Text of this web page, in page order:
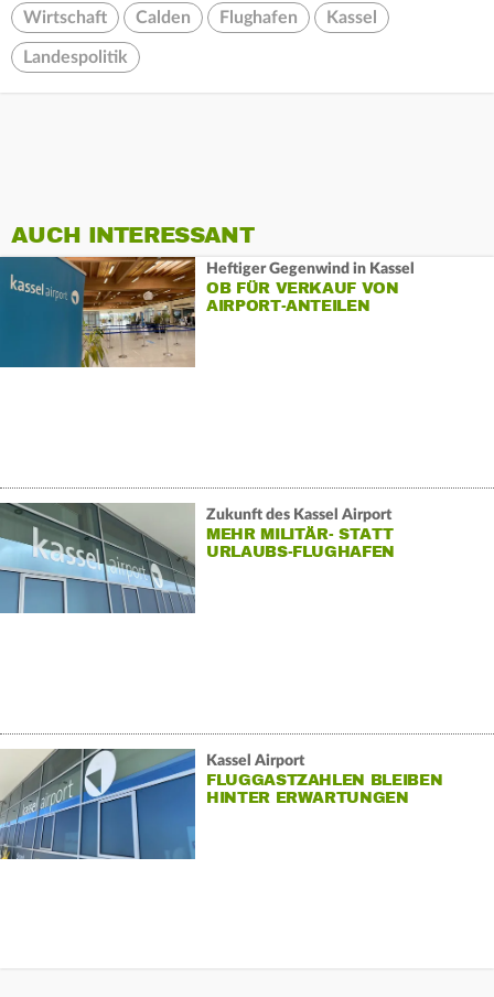
Wirtschaft Calden Flughafen Kassel
Landespolitik
AUCH INTERESSANT
Heftiger Gegenwind in Kassel
OB FÜR VERKAUF VON
AIRPORT-ANTEILEN
Zukunft des Kassel Airport
MEHR MILITÄR- STATT
URLAUBS-FLUGHAFEN
Kassel Airport
FLUGGASTZAHLEN BLEIBEN
HINTER ERWARTUNGEN